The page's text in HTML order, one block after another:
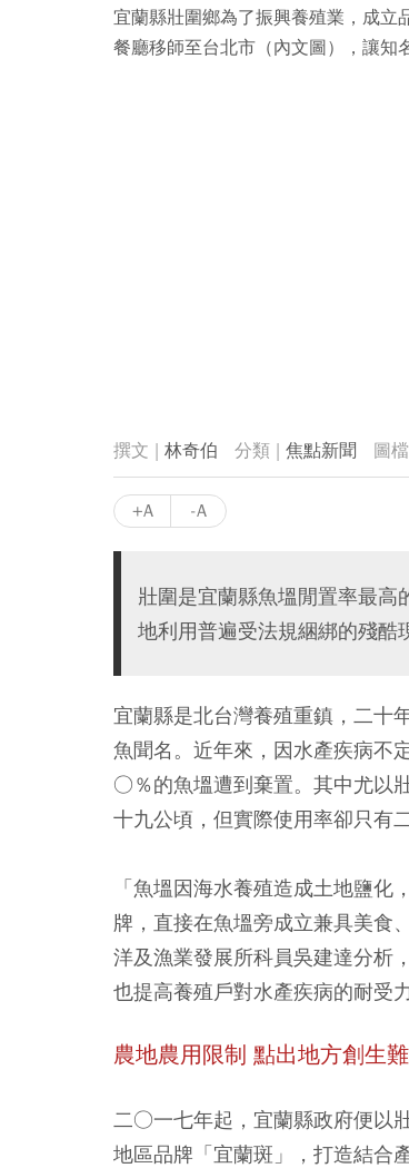
宜蘭縣壯圍鄉為了振興養殖業，成立
餐廳移師至台北市（內文圖），讓知
林奇伯 焦點新聞
+A -A
壯圍是宜蘭縣魚塭閒置率最高
地利用普遍受法規綑綁的殘酷
宜蘭縣是北台灣養殖重鎮，二十
魚聞名。近年來，因水產疾病不
○％的魚塭遭到棄置。其中尤以
十九公頃，但實際使用率卻只有
「魚塭因海水養殖造成土地鹽
牌，直接在魚塭旁成立兼具美食
洋及漁業發展所科員吳建達分析
也提高養殖戶對水產疾病的耐受力
農地農用限制 點出地方創生
二○一七年起，宜蘭縣政府便以
地區品牌「宜蘭斑」，打造結合